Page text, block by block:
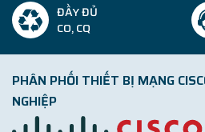
ĐẦY ĐỦ
CO, CQ
PHÂN PHỐI THIẾT BỊ MẠNG
NGHIỆP